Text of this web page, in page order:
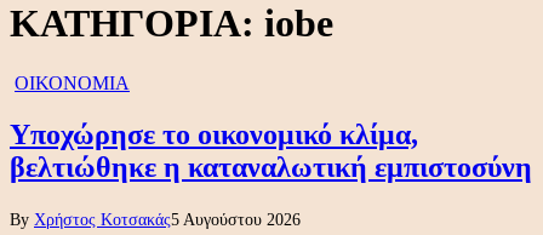
ΚΑΤΗΓΟΡΙΑ: iobe
ΟΙΚΟΝΟΜΙΑ
Υποχώρησε το οικονομικό κλίμα,
βελτιώθηκε η καταναλωτική εμπιστοσύνη
By Χρήστος Κοτσακάς5 Αυγούστου 2026